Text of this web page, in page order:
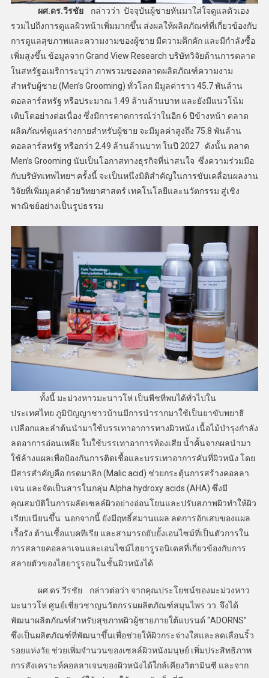
ผศ.ดร.วีรชัยกล่าวว่า ปัจจุบันผู้ชายหันมาใส่ใจดูแลตัวเอง
รวมไปถึงการดูแลผิวหน้าเพิ่มมากขึ้น ส่งผลให้ผลิตภัณฑ์ที่เกี่ยวข้องกับ
การดูแลสุขภาพและความงามของผู้ชาย มีความคึกคัก และมีกำลังซื้อ
เพิ่มสูงขึ้น ข้อมูลจาก Grand View Research บริษัทวิจัยด้านการตลาด
ในสหรัฐอเมริการะบุว่า ภาพรวมของตลาดผลิตภัณฑ์ความงาม
สำหรับผู้ชาย (Men’s Grooming) ทั่วโลก มีมูลค่าราว 45.7 พันล้าน
ดอลลาร์สหรัฐ หรือประมาณ 1.49 ล้านล้านบาท และยังมีแนวโน้ม
เติบโตอย่างต่อเนื่อง ซึ่งมีการคาดการณ์ว่าในอีก 6 ปีข้างหน้า ตลาด
ผลิตภัณฑ์ดูแลร่างกายสำหรับผู้ชาย จะมีมูลค่าสูงถึง 75.8 พันล้าน
ดอลลาร์สหรัฐ หรือกว่า 2.49 ล้านล้านบาท ในปี 2027 ดังนั้น ตลาด
Men’s Grooming นับเป็นโอกาสทางธุรกิจที่น่าสนใจ ซึ่งความร่วมมือ
กับบริษัทเทพไทยฯ ครั้งนี้ จะเป็นหนึ่งมิติสำคัญในการขับเคลื่อนผลงาน
วิจัยที่เพิ่มมูลค่าด้วยวิทยาศาสตร์ เทคโนโลยีและนวัตกรรม สู่เชิง
พาณิชย์อย่างเป็นรูปธรรม
ทั้งนี้ มะม่วงหาวมะนาวโห่ เป็นพืชที่พบได้ทั่วไปใน
ประเทศไทย ภูมิปัญญาชาวบ้านมีการนํารากมาใช้เป็นยาขับพยาธิ
เปลือกและลําต้นนํามาใช้บรรเทาอาการทางผิวหนัง เนื้อไม้บํารุงกําลัง
ลดอาการอ่อนเพลีย ใบใช้บรรเทาอาการท้องเสีย น้ำคั้นจากผลนํามา
ใช้ล้างแผลเพื่อป้องกันการติดเชื้อและบรรเทาอาการคันที่ผิวหนัง โดย
มีสารสำคัญคือ กรดมาลิก (Malic acid) ช่วยกระตุ้นการสร้างคอลลา
เจน และจัดเป็นสารในกลุ่ม Alpha hydroxy acids (AHA) ซึ่งมี
คุณสมบัติในการผลัดเซลล์ผิวอย่างอ่อนโยนและปรับสภาพผิวทำให้ผิว
เรียบเนียนขึ้น นอกจากนี้ ยังมีฤทธิ์สมานแผล ลดการอักเสบของแผล
เรื้อรัง ต้านเชื้อแบคทีเรีย และสามารถยับยั้งเอนไซม์ที่เป็นตัวการใน
การสลายคอลลาเจนและเอนไซม์ไฮยารูรอนิเดสที่เกี่ยวข้องกับการ
สลายตัวของไฮยารูรอนในชั้นผิวหนังได้
ผศ.ดร.วีรชัย กล่าวต่อว่า จากคุณประโยชน์ของมะม่วงหาว
มะนาวโห่ ศูนย์เชี่ยวชาญนวัตกรรมผลิตภัณฑ์สมุนไพร วว. จึงได้
พัฒนาผลิตภัณฑ์สำหรับสุขภาพผิวผู้ชายภายใต้แบรนด์ “ADORNS”
ซึ่งเป็นผลิตภัณฑ์ที่พัฒนาขึ้นเพื่อช่วยให้ผิวกระจ่างใสและลดเลือนริ้ว
รอยแห่งวัย ช่วยเพิ่มจำนวนของเซลล์ผิวหนังมนุษย์ เพิ่มประสิทธิภาพ
การสังเคราะห์คอลลาเจนของผิวหนังได้ใกล้เคียงวิตามินซี และจาก